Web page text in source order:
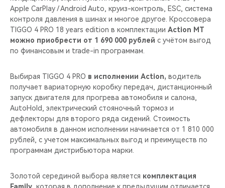
Apple CarPlay / Android Auto, круиз-контроль, ESС, система
контроля давления в шинах и многое другое. Кроссовера
TIGGO 4 PRO 18 years edition в комплектации Action MT
можно приобрести от 1 690 000 рублей с учётом выгод
по финансовым и trade-in программам.
Выбирая TIGGO 4 PRO в исполнении Action, водитель
получает вариаторную коробку передач, дистанционный
запуск двигателя для прогрева автомобиля и салона,
AutoHold, электрический стояночный тормоз и
дефлекторы для второго ряда сидений. Стоимость
автомобиля в данном исполнении начинается от 1 810 000
рублей, с учетом максимальных выгод и преимуществ по
программам дистрибьютора марки.
Золотой серединой выбора является комплектация